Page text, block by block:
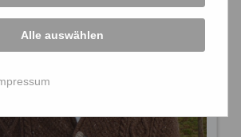
Alle auswählen